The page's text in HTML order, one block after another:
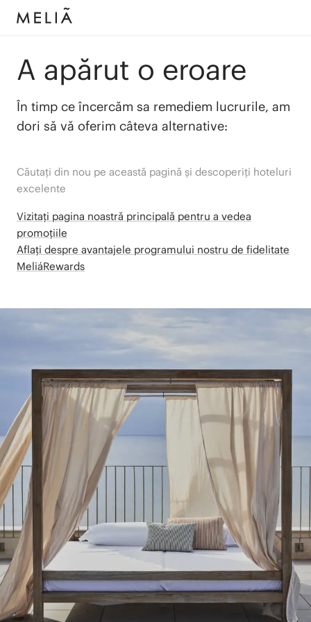
A apărut o eroare
În timp ce încercăm sa remediem lucrurile, am
dori să vă oferim câteva alternative:
Căutați din nou pe această pagină și descoperiți hoteluri
excelente
Vizitați pagina noastră principală pentru a vedea
promoțiile
Aflați despre avantajele programului nostru de fidelitate
MeliáRewards